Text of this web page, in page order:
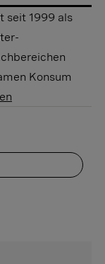
seit 1999 als
Konsum